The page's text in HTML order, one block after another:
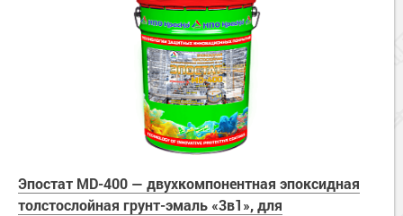
Эпостат MD-400 — двухкомпонентная эпоксидная
толстослойная грунт-эмаль «3в1», для